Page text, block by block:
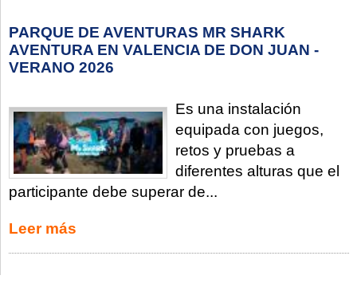
PARQUE DE AVENTURAS MR SHARK
AVENTURA EN VALENCIA DE DON JUAN -
VERANO 2026
Es una instalación
equipada con juegos,
retos y pruebas a
diferentes alturas que el
participante debe superar de...
Leer más